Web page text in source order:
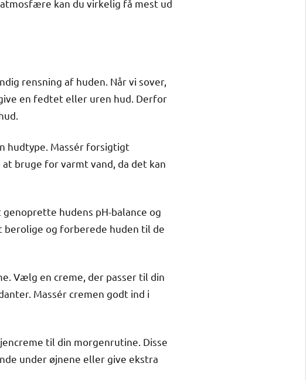
kan du virkelig få mest ud
rensning af huden. Når vi sover,
en fedtet eller uren hud. Derfor
hudtype. Massér forsigtigt
bruge for varmt vand, da det kan
hudens pH-balance og
og forberede huden til de
Vælg en creme, der passer til din
Massér cremen godt ind i
til din morgenrutine. Disse
under øjnene eller give ekstra